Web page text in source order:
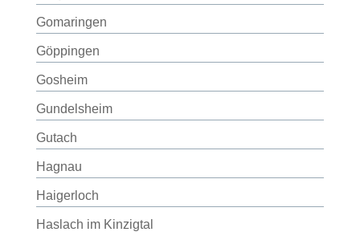
Gomaringen
Göppingen
Gosheim
Gundelsheim
Gutach
Hagnau
Haigerloch
Haslach im Kinzigtal